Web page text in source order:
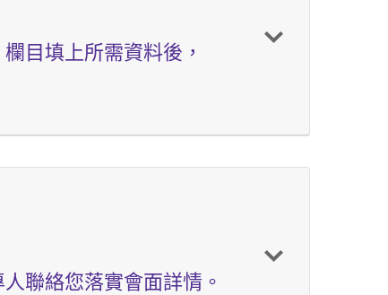
目填上所需資料後，
聯絡您落實會面詳情。